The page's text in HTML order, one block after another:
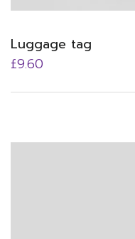
Luggage tag
£9.60